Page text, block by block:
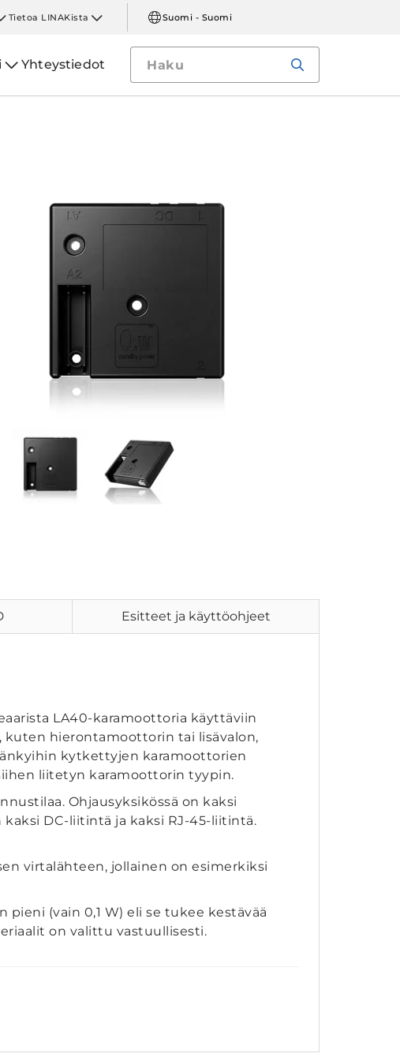
Tietoa LINAKista Suomi - Suomi
Yhteystiedot
Esitteet ja käyttöohjeet
LA40-karamoottoria käyttäviin
kuten hierontamoottorin tai lisävalon,
kytkettyjen karamoottorien
liitetyn karamoottorin tyypin.
Ohjausyksikössä on kaksi
DC-liitintä ja kaksi RJ-45-liitintä.
virtalähteen, jollainen on esimerkiksi
(vain 0,1 W) eli se tukee kestävää
on valittu vastuullisesti.